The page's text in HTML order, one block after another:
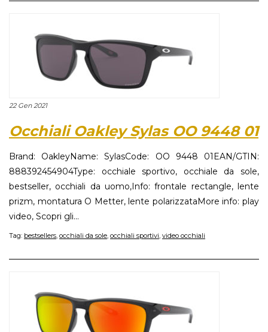
22 Gen 2021
Occhiali Oakley Sylas OO 9448 01
Brand: OakleyName: SylasCode: OO 9448 01EAN/GTIN:
888392454904Type: occhiale sportivo, occhiale da sole,
bestseller, occhiali da uomo,Info: frontale rectangle, lente
prizm, montatura O Metter, lente polarizzataMore info: play
video, Scopri gli...
Tag: bestsellers occhiali da sole occhiali sportivi video occhiali